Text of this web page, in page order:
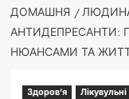
ДОМАШНЯ
АНТИДЕПРЕСАНТИ:
НЮАНСАМИ ТА
Здоров'я